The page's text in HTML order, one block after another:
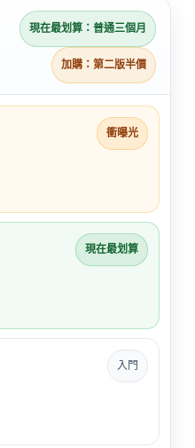
現在最划算：普通三個月
加購：第二版半價
衝曝光
現在最划算
入門